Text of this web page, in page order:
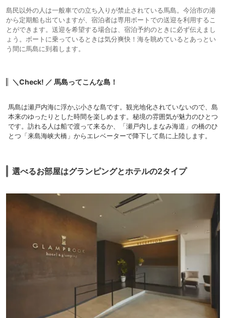
島民以外の人は一般車での立ち入りが禁止されている馬島。今治市の港
から定期船も出ていますが、宿泊者は専用ボートでの送迎を利用するこ
とができます。送迎を希望する場合は、宿泊予約のときに必ず伝えまし
ょう。ボートに乗っているときは気分爽快！海を眺めているとあっとい
う間に馬島に到着します。
＼Check! ／ 馬島ってこんな島！
馬島は瀬戸内海に浮かぶ小さな島です。観光地化されていないので、島
本来のゆったりとした時間を楽しめます。秘境の雰囲気が魅力のひとつ
です。訪れる人は船で渡って来るか、「瀬戸内しまなみ海道」の橋のひ
とつ「来島海峡大橋」からエレベーターで降下して島に上陸します。
選べるお部屋はグランピングとホテルの2タイプ